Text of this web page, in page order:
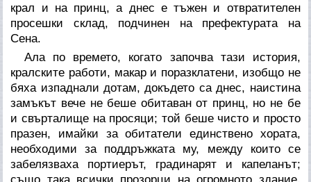
крал и на принц, а днес е тъжен и отвратителен
просешки склад, подчинен на префектурата на
Сена.
Ала по времето, когато започва тази история,
кралските работи, макар и поразклатени, изобщо не
бяха изпаднали дотам, докъдето са днес, наистина
замъкът вече не беше обитаван от принц, но не бе
и свърталище на просяци; той беше чисто и просто
празен, имайки за обитатели единствено хората,
необходими за поддръжката му, между които се
забелязваха портиерът, градинарят и капеланът;